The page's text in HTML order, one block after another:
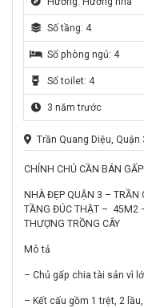
Số tầng: 4
Số phòng ngủ: 4
Số toilet: 4
3 năm trước
Trần Quang Diệu, Quận
CHÍNH CHỦ CẦN BÁN
NHÀ ĐẸP QUẬN 3 – TRẦN
TẦNG ĐÚC THẬT – 45M2
THƯỢNG TRỒNG CÂY
Mô tả
– Chủ gấp chia tài sản vì
– Kết cấu gồm 1 trệt, 2